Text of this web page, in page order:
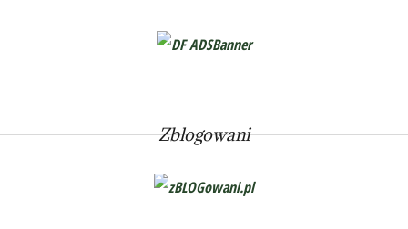
Zblogowani